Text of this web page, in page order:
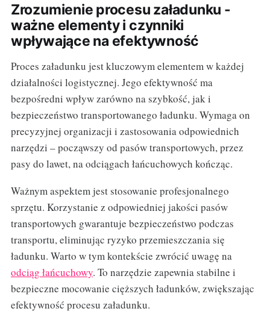
Zrozumienie procesu załadunku -
ważne elementy i czynniki
wpływające na efektywność
Proces załadunku jest kluczowym elementem w każdej
działalności logistycznej. Jego efektywność ma
bezpośredni wpływ zarówno na szybkość, jak i
bezpieczeństwo transportowanego ładunku. Wymaga on
precyzyjnej organizacji i zastosowania odpowiednich
narzędzi – począwszy od pasów transportowych, przez
pasy do lawet, na odciągach łańcuchowych kończąc.
Ważnym aspektem jest stosowanie profesjonalnego
sprzętu. Korzystanie z odpowiedniej jakości pasów
transportowych gwarantuje bezpieczeństwo podczas
transportu, eliminując ryzyko przemieszczania się
ładunku. Warto w tym kontekście zwrócić uwagę na
odciąg łańcuchowy. To narzędzie zapewnia stabilne i
bezpieczne mocowanie cięższych ładunków, zwiększając
efektywność procesu załadunku.